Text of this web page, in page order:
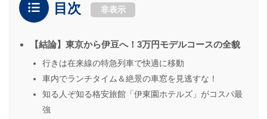
目次 非表示
【結論】東京から伊豆へ！3万円モデルコースの全貌
行きは在来線の特急列車で快適に移動
車内でランチタイム＆絶景の車窓を見逃すな！
知る人ぞ知る格安旅館「伊東園ホテルズ」がコスパ最
強